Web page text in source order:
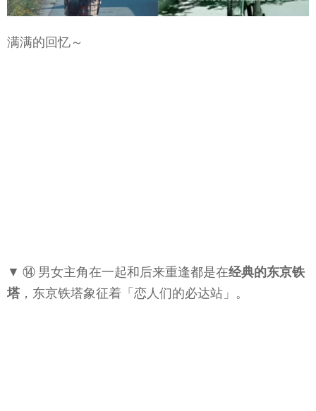
满满的回忆～
▼ ⑭ 男女主角在一起和后来重逢都是在经典的东京铁
塔，东京铁塔象征着「恋人们的必达站」。